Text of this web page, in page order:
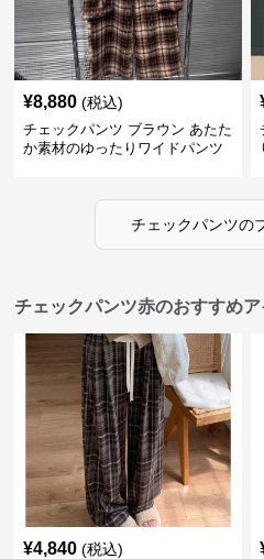
¥8,880 (税込)
チェックパンツ ブラウン あたた
か素材のゆったりワイドパンツ
チェックパンツの
チェックパンツ赤のおすすめア
¥4,840 (税込)